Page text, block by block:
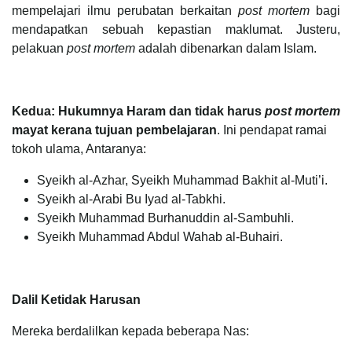
mempelajari ilmu perubatan berkaitan post mortem bagi
mendapatkan sebuah kepastian maklumat. Justeru,
pelakuan post mortem adalah dibenarkan dalam Islam.
Kedua: Hukumnya Haram dan tidak harus post mortem
mayat kerana tujuan pembelajaran. Ini pendapat ramai
tokoh ulama, Antaranya:
Syeikh al-Azhar, Syeikh Muhammad Bakhit al-Muti’i.
Syeikh al-Arabi Bu Iyad al-Tabkhi.
Syeikh Muhammad Burhanuddin al-Sambuhli.
Syeikh Muhammad Abdul Wahab al-Buhairi.
Dalil Ketidak Harusan
Mereka berdalilkan kepada beberapa Nas: